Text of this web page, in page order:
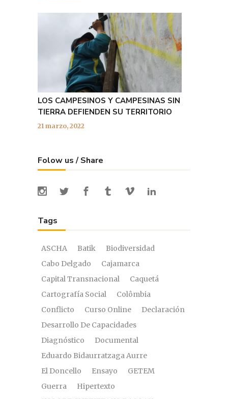
LOS CAMPESINOS Y CAMPESINAS SIN
TIERRA DEFIENDEN SU TERRITORIO
21 marzo, 2022
Folow us / Share
Tags
ASCHA Batik
Biodiversidad
Cabo Delgado
Cajamarca
Capital Transnacional
Caquetá
Cartografía Social
Colômbia
Conflicto
Curso Online
Declaración
Desarrollo De Capacidades
Diagnóstico
Documental
Eduardo Bidaurratzaga Aurre
El Doncello
Ensayo
GETEM
Guerra
Hipertexto